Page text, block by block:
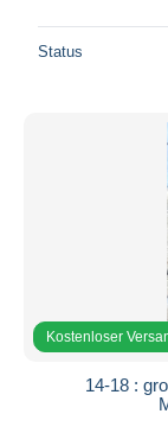
Status
Kostenloser
14-18 :